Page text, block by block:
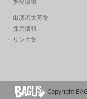
出演者大募集
採用情報
リンク集
Copyright